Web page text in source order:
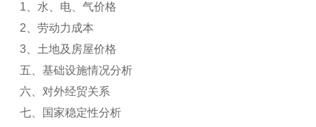
1 、水、电、气价格
2 、劳动力成本
3 、土地及房屋价格
五、基础设施情况分析
六、对外经贸关系
七、国家稳定性分析